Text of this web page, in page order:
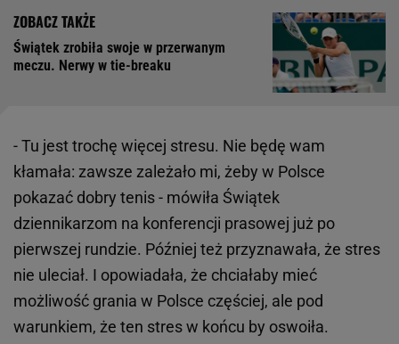
Świątek zrobiła swoje w przerwanym
meczu. Nerwy w tie-breaku
- Tu jest trochę więcej stresu. Nie będę wam
kłamała: zawsze zależało mi, żeby w Polsce
pokazać dobry tenis - mówiła Świątek
dziennikarzom na konferencji prasowej już po
pierwszej rundzie. Później też przyznawała, że stres
nie uleciał. I opowiadała, że chciałaby mieć
możliwość grania w Polsce częściej, ale pod
warunkiem, że ten stres w końcu by oswoiła.